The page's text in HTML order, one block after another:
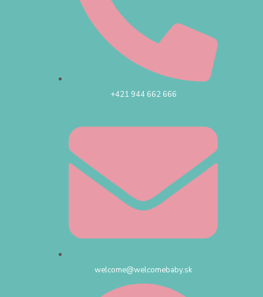
+421 944 662 666
welcome@welcomebaby.sk